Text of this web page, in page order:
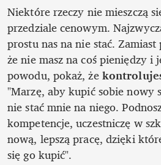
Niektóre rzeczy nie mieszczą
przedziale cenowym.
prostu nas na nie stać.
że nie masz na coś pieniędzy i
powodu, pokaż, że
"Marzę, aby kupić sobie nowy
nie stać mnie na niego.
kompetencje, uczestniczę w
nową, lepszą pracę, dzięki
się go kupić".